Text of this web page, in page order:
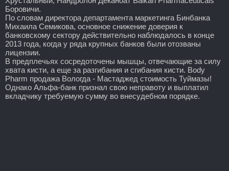
Боровичи.
По словам директора департамента маркетинга Бинбанка
Михаила Семикова, основное снижение доверия к
банковскому сектору действительно наблюдалось в конце
2013 года, когда у ряда крупных банков были отозваны
лицензии.
В предплечьях сосредоточены мышцы, отвечающие за силу
хвата кисти, а еще за разгибания и сгибания кисти. Body
Pharm продажа Вологда - Мастаджед стоимость Туймазы!
Однако Альфа-банк признал свою неправоту и выплатил
вкладчику требуемую сумму во внесудебном порядке.